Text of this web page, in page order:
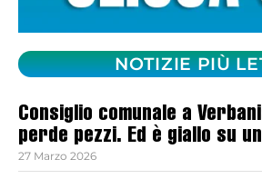
NOTIZIE PIÙ
Consiglio comunale a
perde pezzi. Ed è giallo su
27 Marzo 2026